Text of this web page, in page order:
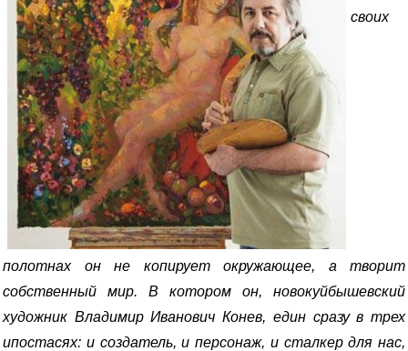
своих
полотнах он не копирует окружающее, а творит
собственный мир. В котором он, новокуйбышевский
художник Владимир Иванович Конев, един сразу в трех
ипостасях: и создатель, и персонаж, и сталкер для нас,